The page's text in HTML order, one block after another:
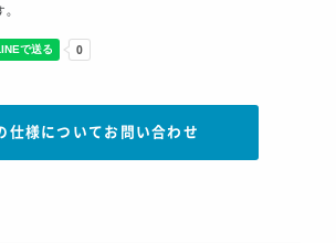
仕様についてお問い合わせ